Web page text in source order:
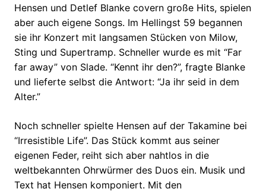
Hensen und Detlef Blanke covern große Hits, spielen
aber auch eigene Songs. Im Hellingst 59 begannen
sie ihr Konzert mit langsamen Stücken von Milow,
Sting und Supertramp. Schneller wurde es mit “Far
far away” von Slade. “Kennt ihr den?”, fragte Blanke
und lieferte selbst die Antwort: “Ja ihr seid in dem
Alter.”
Noch schneller spielte Hensen auf der Takamine bei
“Irresistible Life”. Das Stück kommt aus seiner
eigenen Feder, reiht sich aber nahtlos in die
weltbekannten Ohrwürmer des Duos ein. Musik und
Text hat Hensen komponiert. Mit den